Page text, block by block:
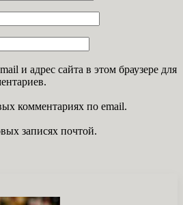
и адрес сайта в этом браузере для
комментариях по email.
записях почтой.